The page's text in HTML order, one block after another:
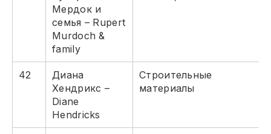
Мердок и
семья – Rupert
Murdoch &
family
42
Диана
Хендрикс –
Diane
Hendricks
Строительные
материалы